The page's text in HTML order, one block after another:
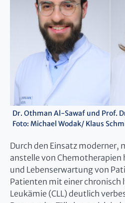
Dr. Othman Al-Sawaf und Prof.
Foto: Michael Wodak/ Klaus
Durch den Einsatz moderner,
anstelle von Chemotherapien
und Lebenserwartung von
Patienten mit einer chronisch
Leukämie (CLL) deutlich